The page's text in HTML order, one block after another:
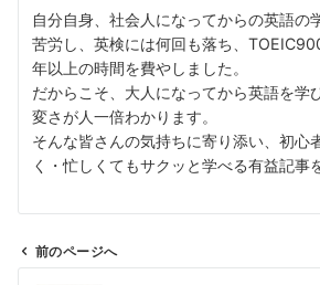
自分自身、社会人になってからの英語の
苦労し、英検には何回も落ち、
年以上の時間を費やしました。
だからこそ、大人になってから英語を学
変さが人一倍わかります。
そんな皆さんの気持ちに寄り添い、初心
く・忙しくてもサクッと学べる有益記事
前のページへ